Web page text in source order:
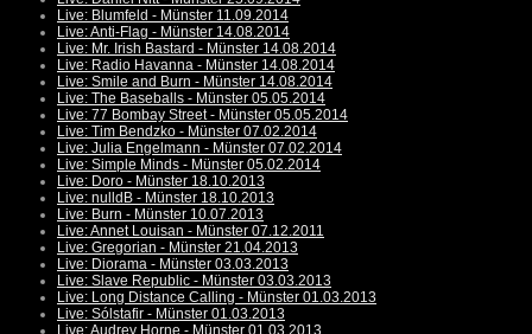
Live: Blumfeld - Münster 11.09.2014
Live: Anti-Flag - Münster 14.08.2014
Live: Mr. Irish Bastard - Münster 14.08.2014
Live: Radio Havanna - Münster 14.08.2014
Live: Smile and Burn - Münster 14.08.2014
Live: The Baseballs - Münster 05.05.2014
Live: 77 Bombay Street - Münster 05.05.2014
Live: Tim Bendzko - Münster 07.02.2014
Live: Julia Engelmann - Münster 07.02.2014
Live: Simple Minds - Münster 05.02.2014
Live: Doro - Münster 18.10.2013
Live: nulldB - Münster 18.10.2013
Live: Burn - Münster 10.07.2013
Live: Annet Louisan - Münster 07.12.2011
Live: Gregorian - Münster 21.04.2013
Live: Diorama - Münster 03.03.2013
Live: Slave Republic - Münster 03.03.2013
Live: Long Distance Calling - Münster 01.03.2013
Live: Sólstafir - Münster 01.03.2013